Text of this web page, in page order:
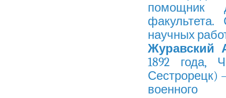
помощник
научных
Журавский
1892 года,
Сестрорецк)
военного